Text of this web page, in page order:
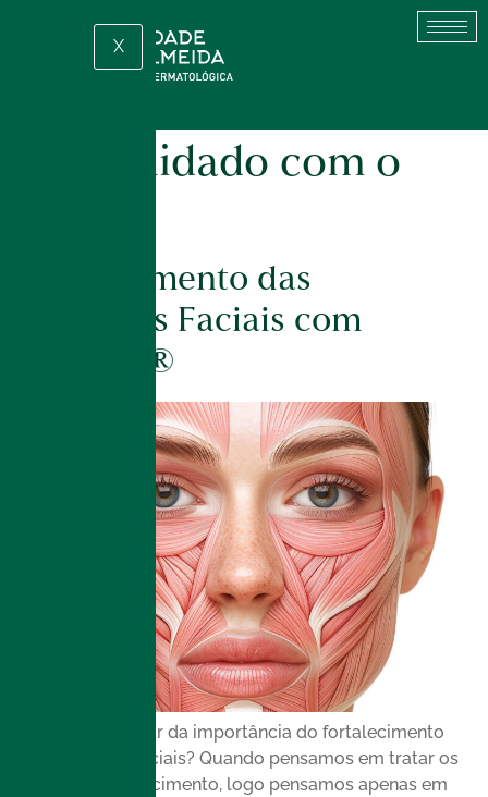
X
cuidado com o
Fortalecimento das
Estruturas Faciais com
EMFACE®
Você já ouviu falar da importância do fortalecimento
das estruturas faciais? Quando pensamos em tratar os
sinais do envelhecimento, logo pensamos apenas em